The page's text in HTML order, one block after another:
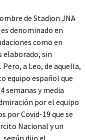
de Stadion JNA
denominado en
como en
elaborado, sin
a Leo, de aquella,
equipo español que
semanas y media
por el equipo
por Covid-19 que se
Nacional y un
dijo el